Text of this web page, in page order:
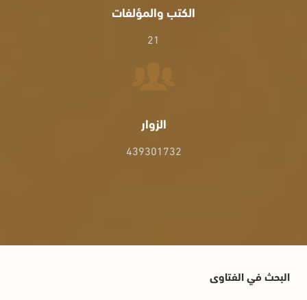
الكتب والمؤلفات
21
الزوار
439301732
البحث في الفتاوى